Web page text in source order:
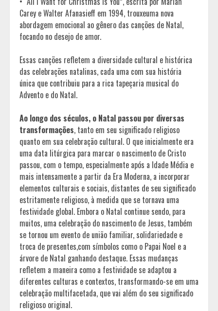
Carey e Walter Afanasieff em 1994, trouxeuma nova
abordagem emocional ao gênero das canções de Natal,
focando no desejo de amor.
Essas canções refletem a diversidade cultural e histórica
das celebrações natalinas, cada uma com sua história
única que contribuiu para a rica tapeçaria musical do
Advento e do Natal.
Ao longo dos séculos, o Natal passou por diversas
transformações, tanto em seu significado religioso
quanto em sua celebração cultural. O que inicialmente era
uma data litúrgica para marcar o nascimento de Cristo
passou, com o tempo, especialmente após a Idade Média e
mais intensamente a partir da Era Moderna, a incorporar
elementos culturais e sociais, distantes de seu significado
estritamente religioso, à medida que se tornava uma
festividade global. Embora o Natal continue sendo, para
muitos, uma celebração do nascimento de Jesus, também
se tornou um evento de união familiar, solidariedade e
troca de presentes,com símbolos como o Papai Noel e a
árvore de Natal ganhando destaque. Essas mudanças
refletem a maneira como a festividade se adaptou a
diferentes culturas e contextos, transformando-se em uma
celebração multifacetada, que vai além do seu significado
religioso original.